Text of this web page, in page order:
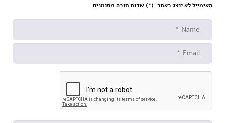
האימייל לא יוצג באתר. (*) שדות חובה מסומנים